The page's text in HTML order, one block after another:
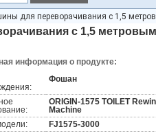
для переворачивания с 1,5
с 1,5
информация о продукте:
Фошан
ORIGIN-1575 TOILET
Machine
FJ1575-3000